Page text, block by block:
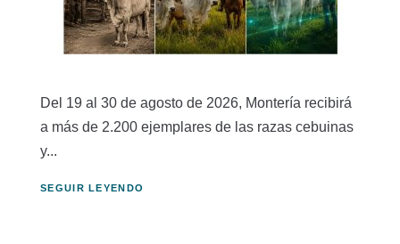
Del 19 al 30 de agosto de 2026, Montería recibirá
a más de 2.200 ejemplares de las razas cebuinas
y...
SEGUIR LEYENDO